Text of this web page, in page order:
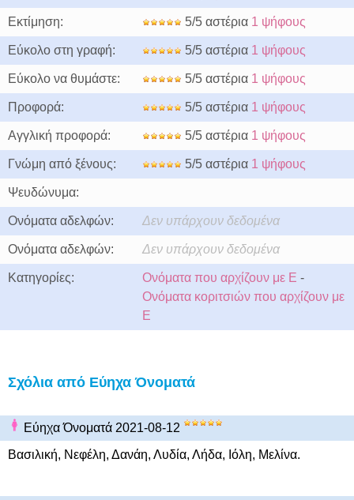
Εκτίμηση: 5/5 αστέρια 1 ψήφους
Εύκολο στη γραφή: 5/5 αστέρια 1 ψήφους
Εύκολο να θυμάστε: 5/5 αστέρια 1 ψήφους
Προφορά: 5/5 αστέρια 1 ψήφους
Αγγλική προφορά: 5/5 αστέρια 1 ψήφους
Γνώμη από ξένους: 5/5 αστέρια 1 ψήφους
Ψευδώνυμα:
Ονόματα αδελφών: Δεν υπάρχουν δεδομένα
Ονόματα αδελφών: Δεν υπάρχουν δεδομένα
Κατηγορίες: Ονόματα που αρχίζουν με Ε -
Ονόματα κοριτσιών που αρχίζουν με
Ε
Σχόλια από Εύηχα Όνοματά
Εύηχα Όνοματά 2021-08-12
Βασιλική, Νεφέλη, Δανάη, Λυδία, Λήδα, Ιόλη, Μελίνα.